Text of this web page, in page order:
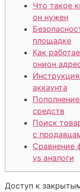
Что такое
он нужен
площадке
Как
онион
аккаунта
средств
Поиск
с
Сравнение
vs аналоги
Доступ к